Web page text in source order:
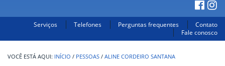
Serviços Telefones Perguntas frequentes
Contato
Fale conosco
INÍCIO / PESSOAS / ALINE CORDEIRO SANTANA